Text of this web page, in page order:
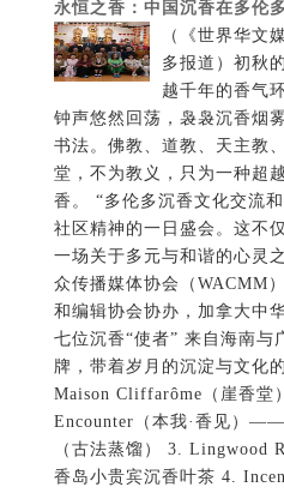
永恒之香：中国沉香在多伦
（《世界华文
多报道）初秋
越千年的香气
钟声悠然回荡，袅袅沉香烟
书法。佛教、道教、天主教
堂，不为教义，只为一种
香。 “多伦多沉香文化交流
社区精神的一日盛会。这不
一场关于多元与和谐的心灵
众传播媒体协会（WACMM
和编辑协会协办，加拿大中
七位沉香“使者” 来自海南与
牌，带着岁月的沉淀与文化
Maison Cliffarôme（崖香
Encounter（本我·香见）
（古法蒸馏） 3. Lingwood
香岛小贵宾沉香叶茶 4.